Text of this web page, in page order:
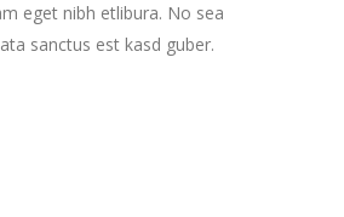
eget nibh etlibura. No sea
sanctus est kasd guber.